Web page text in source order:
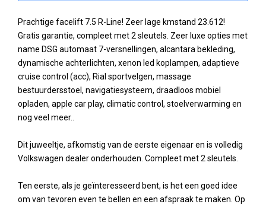
Prachtige facelift 7.5 R-Line! Zeer lage kmstand 23.612!
Gratis garantie, compleet met 2 sleutels. Zeer luxe opties met
name DSG automaat 7-versnellingen, alcantara bekleding,
dynamische achterlichten, xenon led koplampen, adaptieve
cruise control (acc), Rial sportvelgen, massage
bestuurdersstoel, navigatiesysteem, draadloos mobiel
opladen, apple car play, climatic control, stoelverwarming en
nog veel meer..
Dit juweeltje, afkomstig van de eerste eigenaar en is volledig
Volkswagen dealer onderhouden. Compleet met 2 sleutels.
Ten eerste, als je geïnteresseerd bent, is het een goed idee
om van tevoren even te bellen en een afspraak te maken. Op